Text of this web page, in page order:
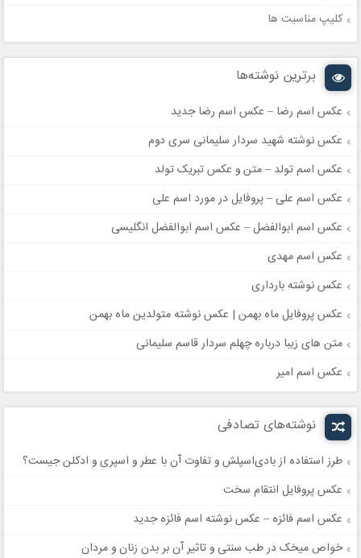
کلیپ مناسبت ها
برترین نوشته‌ها
عکس اسم رضا – عکس اسم رضا جدید
عکس نوشته شهید سردار سلیمانی سری دوم
عکس اسم تولد – متن و عکس تبریک تولد
عکس اسم علی – پروفایل در مورد اسم علی
عکس اسم ابوالفضل – عکس اسم ابوالفضل انگلیسی
عکس اسم مهدی
عکس نوشته بارداری
عکس پروفایل ماه بهمن | عکس نوشته متولدین ماه بهمن
متن های زیبا درباره چهلم سردار قاسم سلیمانی
عکس اسم امیر
نوشته‌های تصادفی
طرز استفاده از بادی‌اسپلش و تفاوت آن با عطر و اسپری و ادکلن جیست؟
عکس پروفایل انتقام سخت
عکس اسم فائزه – عکس نوشته اسم فائزه جدید
خواص میخک در طب سنتی و تاثیر آن بر بدن زنان و مردان